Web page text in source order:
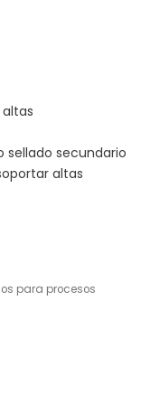
sellado secundario
altas
para procesos